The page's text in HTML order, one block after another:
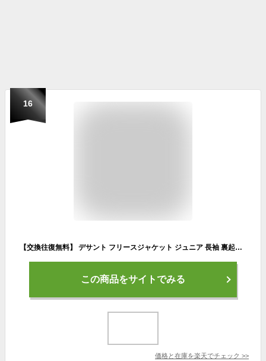
16
【交換往復無料】 デサント フリースジャケット ジュニア 長袖 裏起毛 パーカー 保温 防寒 防風 DBX-2360JB 野球ウェア ジャンパー 子供服 服 フード付き
この商品をサイトでみる
価格と在庫を楽天でチェック >>